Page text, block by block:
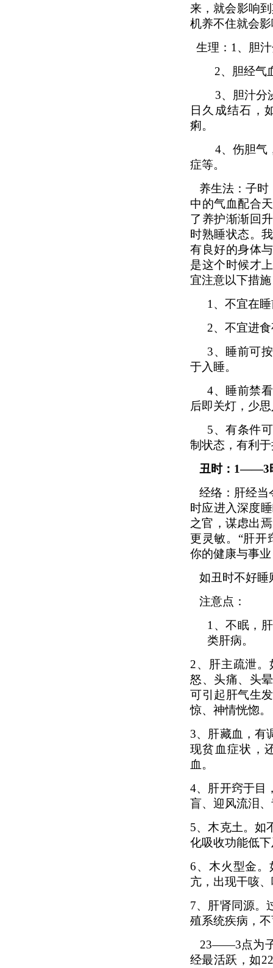
来，就会影响
机养不住就会
生理：1、胆
2、胆经气
3、胆汁分
日久成结石，
痢。
4、伤胆气
症等。
养生法：子时
中的气血配合
了养护渐渐回
时熟睡状态。
有良好的身体
是这个时候才
宜注意以下措
1、 不宜在
2、 不宜进
3、 睡前可
于入睡。
4、 睡前禁
后即关灯，少
5、有条件
制状态，有利
丑时：1——3
经络：肝经当
时应进入深度
之官，谋虑出
更灵敏。“肝开
你的健康与事
如丑时不好睡
注意点：
1、不眠，
类肝病。
2、
肝主疏泄
怒、头痛、头
可引起肝气生
惊、神情恍惚。
3、 肝藏血，有
现贫血症状，
血。
4、 肝开窍于目
盲、迎风流泪
5、 木克土。如
化吸收功能低
6、 木火型金
亢，出现干咳
7、 肝肾同源。
殖系统疾病，
23——3点为子
经最活跃，如